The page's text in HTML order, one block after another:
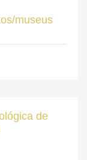
museus